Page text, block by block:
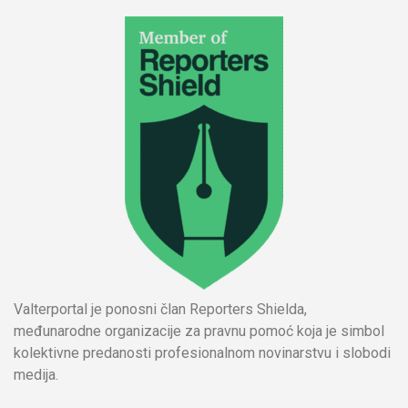
Valterportal je ponosni član Reporters Shielda,
međunarodne organizacije za pravnu pomoć koja je simbol
kolektivne predanosti profesionalnom novinarstvu i slobodi
medija.